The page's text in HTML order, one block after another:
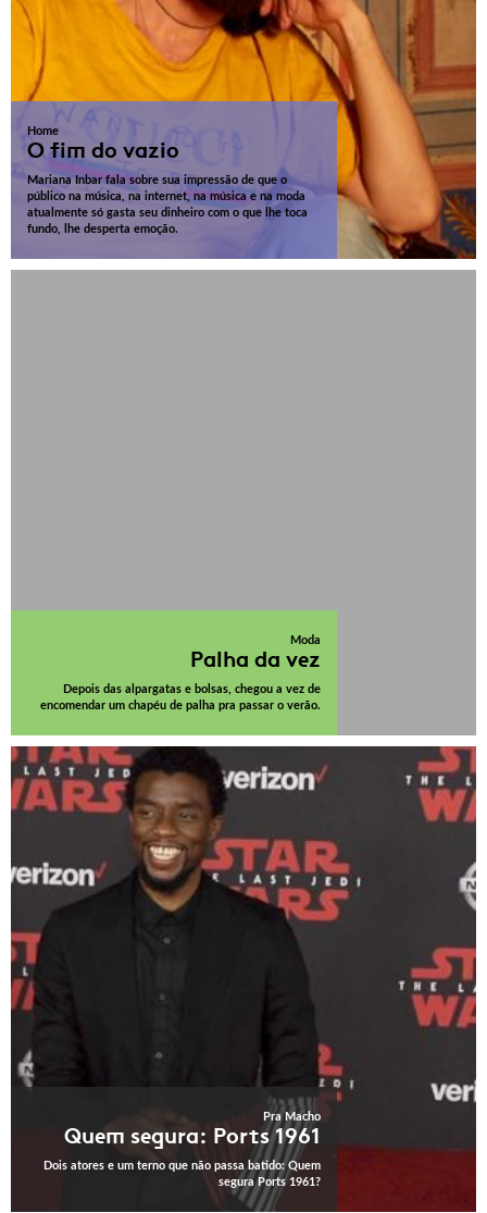
Home
O fim do vazio
Mariana Inbar fala sobre sua impressão de que o
público na música, na internet, na música e na moda
atualmente só gasta seu dinheiro com o que lhe toca
fundo, lhe desperta emoção.
Moda
Palha da vez
Depois das alpargatas e bolsas, chegou a vez de
encomendar um chapéu de palha pra passar o verão.
Pra Macho
Quem segura: Ports 1961
Dois atores e um terno que não passa batido: Quem
segura Ports 1961?